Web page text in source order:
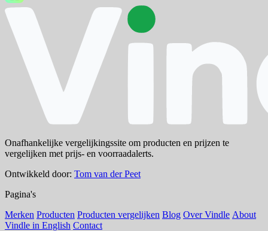
Onafhankelijke vergelijkingssite om producten en prijzen te
vergelijken met prijs- en voorraadalerts.
Ontwikkeld door: Tom van der Peet
Pagina's
Merken Producten Producten vergelijken Blog Over Vindle About
Vindle in English Contact